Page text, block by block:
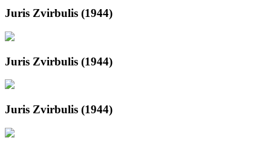
Juris Zvirbulis (1944)
Juris Zvirbulis (1944)
Juris Zvirbulis (1944)